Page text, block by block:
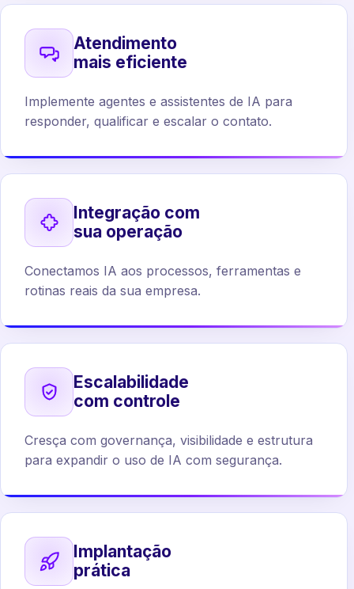
Atendimento
mais eficiente
Implemente agentes e assistentes de IA para
responder, qualificar e escalar o contato.
Integração com
sua operação
Conectamos IA aos processos, ferramentas e
rotinas reais da sua empresa.
Escalabilidade
com controle
Cresça com governança, visibilidade e estrutura
para expandir o uso de IA com segurança.
Implantação
prática